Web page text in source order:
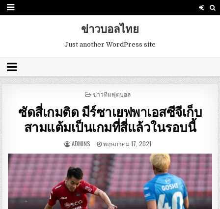
ข่าวบอลไทย
Just another WordPress site
POSTED
ข่าวทีมฟุตบอล
ซัดสี่เกมติด มีร์ซาเยฟพาเอสซีจีเก็บ
สามแต้มเป็นเกมที่สี่แล้วในรอบนี้
ADMINS พฤษภาคม 17, 2021